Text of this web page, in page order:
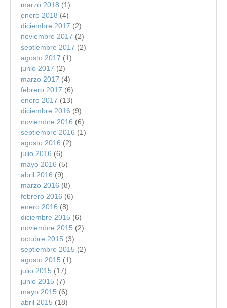
marzo 2018 (1)
enero 2018 (4)
diciembre 2017 (2)
noviembre 2017 (2)
septiembre 2017 (2)
agosto 2017 (1)
junio 2017 (2)
marzo 2017 (4)
febrero 2017 (6)
enero 2017 (13)
diciembre 2016 (9)
noviembre 2016 (6)
septiembre 2016 (1)
agosto 2016 (2)
julio 2016 (6)
mayo 2016 (5)
abril 2016 (9)
marzo 2016 (8)
febrero 2016 (6)
enero 2016 (8)
diciembre 2015 (6)
noviembre 2015 (2)
octubre 2015 (3)
septiembre 2015 (2)
agosto 2015 (1)
julio 2015 (17)
junio 2015 (7)
mayo 2015 (6)
abril 2015 (18)